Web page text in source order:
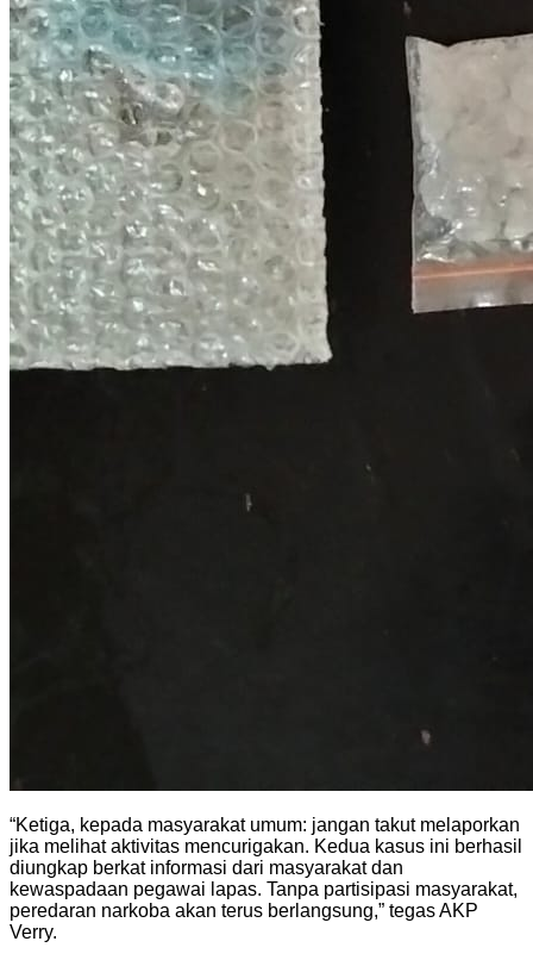
“Ketiga, kepada masyarakat umum: jangan takut melaporkan
jika melihat aktivitas mencurigakan. Kedua kasus ini berhasil
diungkap berkat informasi dari masyarakat dan
kewaspadaan pegawai lapas. Tanpa partisipasi masyarakat,
peredaran narkoba akan terus berlangsung,” tegas AKP
Verry.